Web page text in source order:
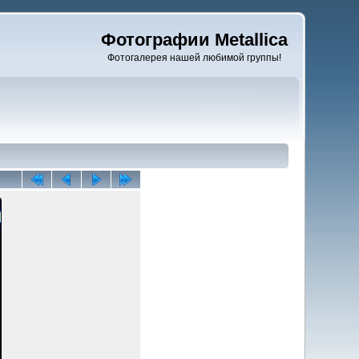
Фотографии Metallica
Фотогалерея нашей любимой группы!